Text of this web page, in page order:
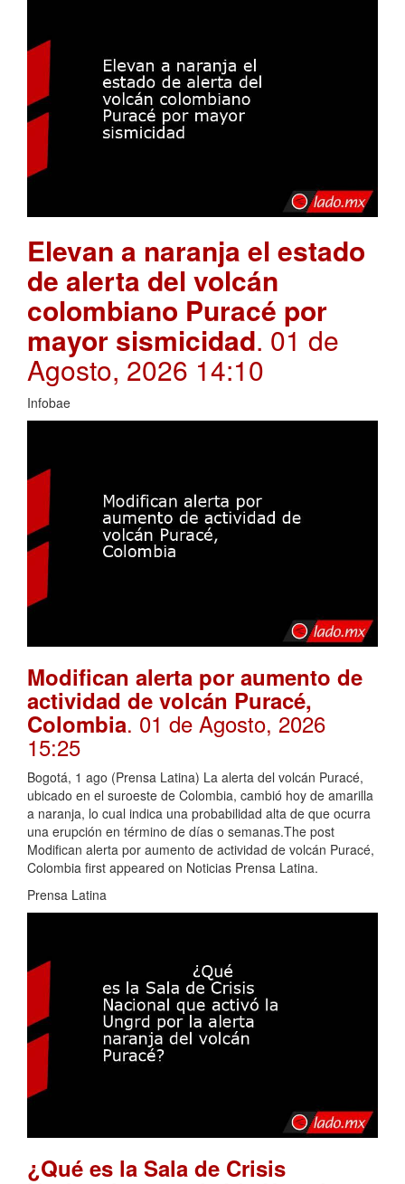
Elevan a naranja el estado
de alerta del volcán
colombiano Puracé por
mayor sismicidad. 01 de
Agosto, 2026 14:10
Infobae
Modifican alerta por aumento de
actividad de volcán Puracé,
Colombia. 01 de Agosto, 2026
15:25
Bogotá, 1 ago (Prensa Latina) La alerta del volcán Puracé,
ubicado en el suroeste de Colombia, cambió hoy de amarilla
a naranja, lo cual indica una probabilidad alta de que ocurra
una erupción en término de días o semanas.The post
Modifican alerta por aumento de actividad de volcán Puracé,
Colombia first appeared on Noticias Prensa Latina.
Prensa Latina
¿Qué es la Sala de Crisis